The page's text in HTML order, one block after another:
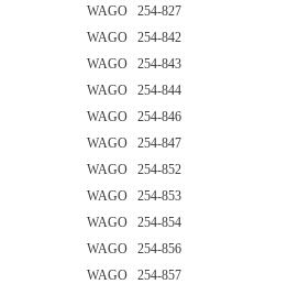
WAGO 254-827
WAGO 254-842
WAGO 254-843
WAGO 254-844
WAGO 254-846
WAGO 254-847
WAGO 254-852
WAGO 254-853
WAGO 254-854
WAGO 254-856
WAGO 254-857